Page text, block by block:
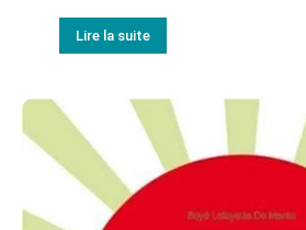
Lire la suite